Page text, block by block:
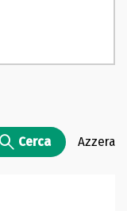
Cerca Azzera